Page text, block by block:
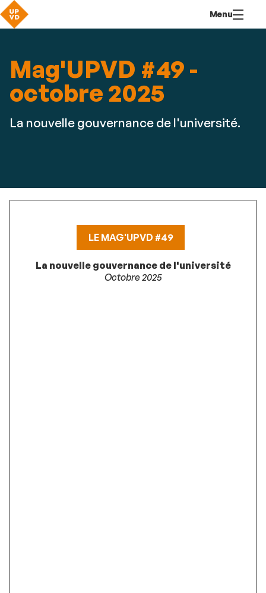
contenu
Menu
Mag'UPVD #49 -
octobre 2025
La nouvelle gouvernance de l'université.
LE MAG'UPVD #49
La nouvelle gouvernance de l'université
Octobre 2025